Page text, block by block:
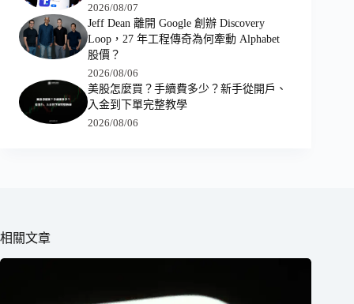
2026/08/07
Jeff Dean 離開 Google 創辦 Discovery
Loop，27 年工程傳奇為何牽動 Alphabet
股價？
2026/08/06
美股怎麼買？手續費多少？新手從開戶、
入金到下單完整教學
2026/08/06
相關文章